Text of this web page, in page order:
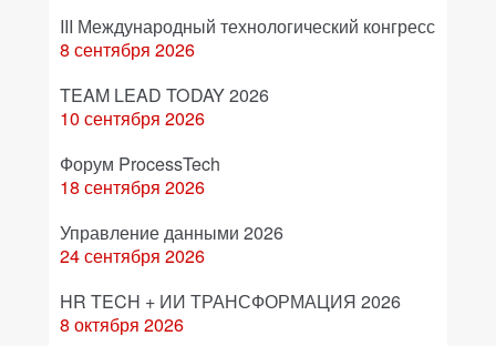
III Международный технологический конгресс
8 сентября 2026
TEAM LEAD TODAY 2026
10 сентября 2026
Форум ProcessTech
18 сентября 2026
Управление данными 2026
24 сентября 2026
HR TECH + ИИ ТРАНСФОРМАЦИЯ 2026
8 октября 2026